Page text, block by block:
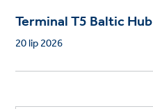
Terminal T5 Baltic Hub
20 lip 2026